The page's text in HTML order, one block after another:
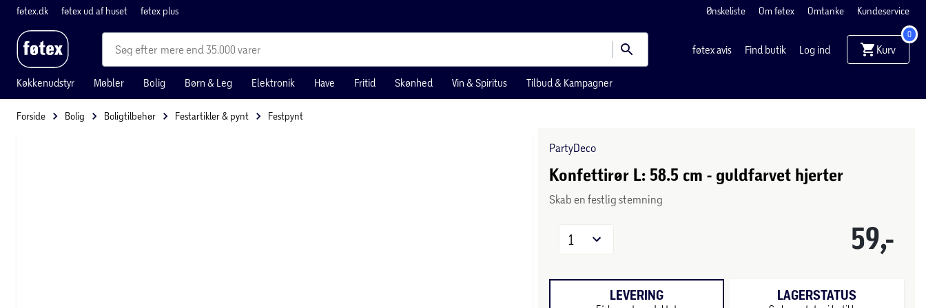
føtex.dk føtex ud af huset føtex plus Ønskeliste Om føtex Omtanke Kundeservice
mere end 35.000 varer føtex avis Find butik Log ind Kurv
0
Køkkenudstyr Møbler Bolig Børn & Leg Elektronik Have Fritid Skønhed Vin & Spiritus Tilbud & Kampagner
Forside Bolig Boligtilbehør Festartikler & pynt Festpynt
PartyDeco
Konfettirør L: 58.5 cm - guldfarvet hjerter
Skab en festlig stemning
59,-
1
LEVERING LAGERSTATUS